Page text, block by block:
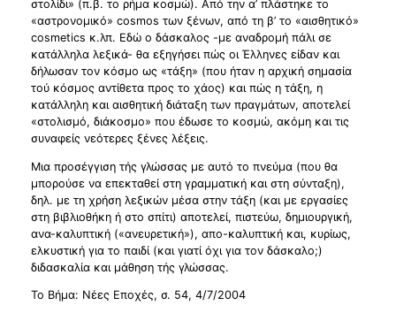
στολίδι» (π.β. το ρήμα κοσμώ). Από την α’ πλάστηκε το
«αστρονομικό» cosmos των ξένων, από τη β’ το «αισθητικό»
cosmetics κ.λπ. Εδώ ο δάσκαλος -με αναδρομή πάλι σε
κατάλληλα λεξικά- θα εξηγήσει πώς οι Έλληνες είδαν και
δήλωσαν τον κόσμο ως «τάξη» (που ήταν η αρχική σημασία
τού κόσμος αντίθετα προς το χάος) και πώς η τάξη, η
κατάλληλη και αισθητική διάταξη των πραγμάτων, αποτελεί
«στολισμό, διάκοσμο» που έδωσε το κοσμώ, ακόμη και τις
συναφείς νεότερες ξένες λέξεις.
Μια προσέγγιση τής γλώσσας με αυτό το πνεύμα (που θα
μπορούσε να επεκταθεί στη γραμματική και στη σύνταξη),
δηλ. με τη χρήση λεξικών μέσα στην τάξη (και με εργασίες
στη βιβλιοθήκη ή στο σπίτι) αποτελεί, πιστεύω, δημιουργική,
ανα-καλυπτική («ανευρετική»), απο-καλυπτική και, κυρίως,
ελκυστική για το παιδί (και γιατί όχι για τον δάσκαλο;)
διδασκαλία και μάθηση τής γλώσσας.
Το Βήμα: Νέες Εποχές, σ. 54, 4/7/2004